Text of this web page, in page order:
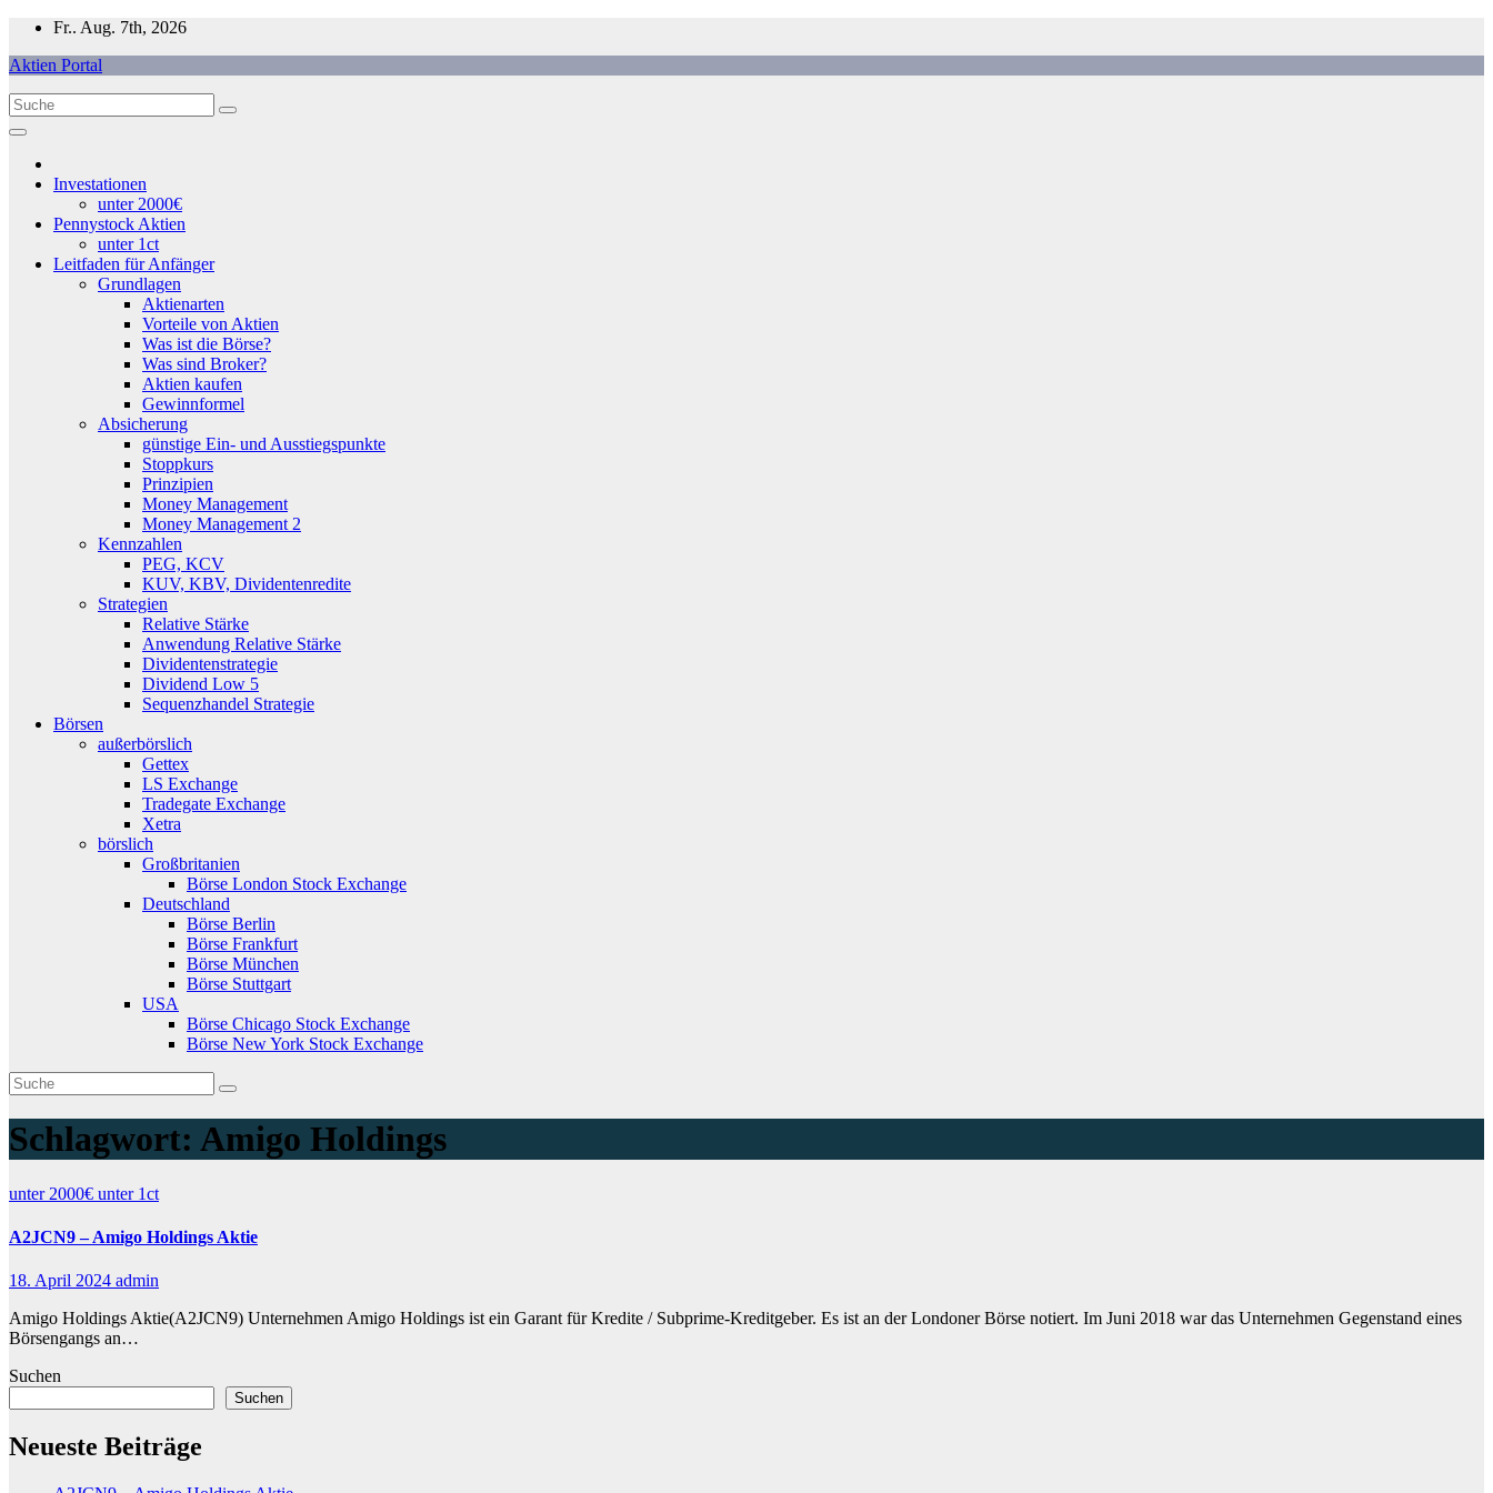
Zum
springen
Fr.. Aug. 7th, 2026
Aktien Portal
Investationen
unter 2000€
Pennystock Aktien
unter 1ct
Leitfaden für Anfänger
Grundlagen
Aktienarten
Vorteile von Aktien
Was ist die Börse?
Was sind Broker?
Aktien kaufen
Gewinnformel
Absicherung
günstige Ein- und Ausstiegspunkte
Stoppkurs
Prinzipien
Money Management
Money Management 2
Kennzahlen
PEG, KCV
KUV, KBV, Dividentenredite
Strategien
Relative Stärke
Anwendung Relative Stärke
Dividentenstrategie
Dividend Low 5
Sequenzhandel Strategie
Börsen
außerbörslich
Gettex
LS Exchange
Tradegate Exchange
Xetra
börslich
Großbritanien
Börse London Stock Exchange
Deutschland
Börse Berlin
Börse Frankfurt
Börse München
Börse Stuttgart
USA
Börse Chicago Stock Exchange
Börse New York Stock Exchange
Schlagwort: Amigo Holdings
unter 2000€ unter 1ct
A2JCN9 – Amigo Holdings Aktie
18. April 2024 admin
Amigo Holdings Aktie(A2JCN9) Unternehmen Amigo Holdings ist ein Garant für Kredite / Subprime-Kreditgeber. Es ist an der Londoner Börse notiert. Im Juni 2018 war das Unternehmen Gegenstand eines
Börsengangs an…
Suchen
Suchen
Neueste Beiträge